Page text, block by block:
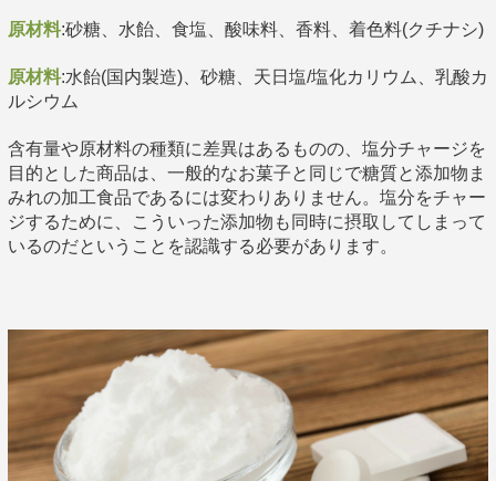
原材料:砂糖、水飴、食塩、酸味料、香料、着色料(クチナシ)
原材料:水飴(国内製造)、砂糖、天日塩/塩化カリウム、乳酸カ
ルシウム
含有量や原材料の種類に差異はあるものの、塩分チャージを
目的とした商品は、一般的なお菓子と同じで糖質と添加物ま
みれの加工食品であるには変わりありません。塩分をチャー
ジするために、こういった添加物も同時に摂取してしまって
いるのだということを認識する必要があります。